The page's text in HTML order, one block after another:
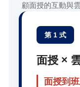
顧面授的互動與
第 1 式
面授 ×
面授到